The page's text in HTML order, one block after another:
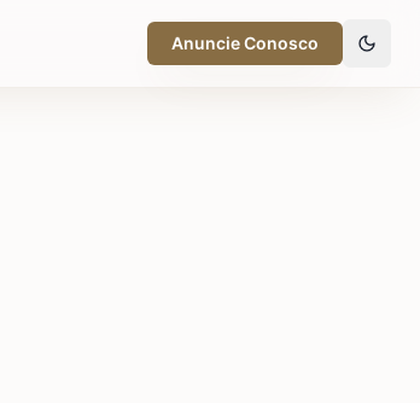
Anuncie Conosco